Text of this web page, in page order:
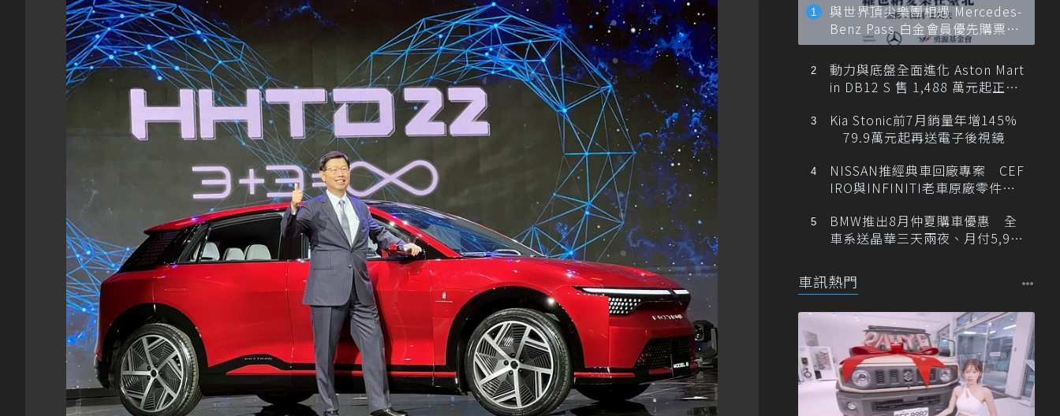
與世界頂尖樂團相遇 Mercedes-
Benz Pass 白金會員優先購票維
也納愛樂
動力與底盤全面進化 Aston Mart
in DB12 S 售 1,488 萬元起正式
Kia Stonic前7月銷量年增145%
79.9萬元起再送電子後視鏡
NISSAN推經典車回廠專案 CEF
IRO與INFINITI老車原廠零件最
BMW推出8月仲夏購車優惠 全
車系送晶華三天兩夜、月付5,900
車訊熱門